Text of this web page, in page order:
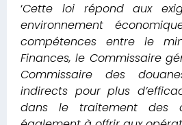
‘Cette loi répond aux
environnement
compétences entre le
Finances, le Commissaire
Commissaire des
indirects pour plus
dans le traitement des